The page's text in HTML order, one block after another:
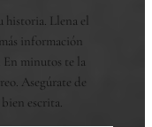
historia. Llena el
información
En minutos te la
Asegúrate de
escrita.